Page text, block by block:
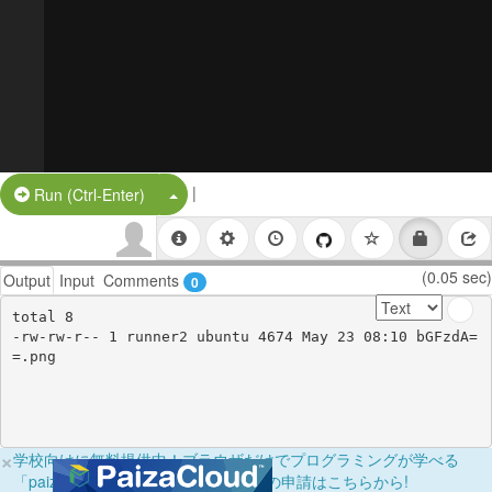
Run (Ctrl-Enter) Split Button!
|
Output Input Comments 0 (0.05 sec)
total 8
-rw-rw-r-- 1 runner2 ubuntu 4674 May 23 08:10 bGFzdA=
×学校向けに無料提供中！ブラウザだけでプログラミングが学べる
「paizaラーニング学校フリーパス」の申請はこちらから!